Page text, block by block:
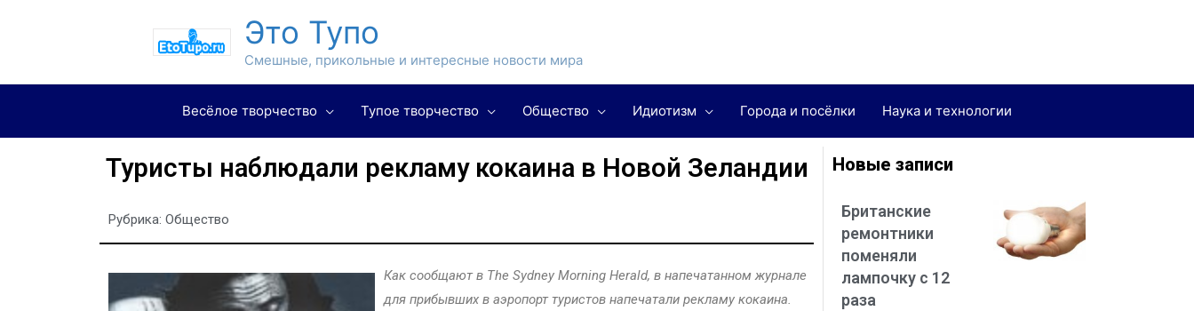
Это Тупо
Смешные, прикольные и интересные новости мира
Весёлое творчество Тупое творчество Общество Идиотизм Города и посёлки Наука и технологии
Туристы наблюдали рекламу кокаина в Новой Зеландии
Рубрика: Общество
Как сообщают в The Sydney Morning Herald, в напечатанном журнале
для прибывших в аэропорт туристов напечатали рекламу кокаина.
Новые записи
Британские
ремонтники
поменяли
лампочку с 12
раза